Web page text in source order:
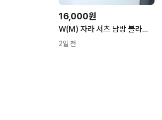
16,000원
W(M) 자라 셔츠 남방 블라우스 스트라이프 연블루 레이스-H36121
2일 전